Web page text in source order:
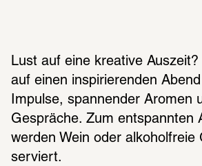
Lust auf eine kreative
auf einen inspirierenden
Impulse, spannender Aromen
Gespräche. Zum entspannten
werden Wein oder alkoholfreie
serviert.